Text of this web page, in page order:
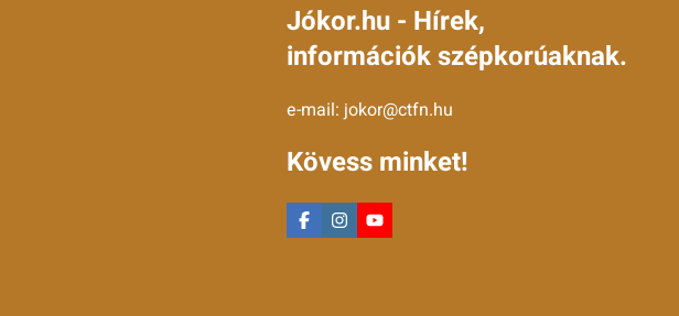
Jókor.hu - Hírek,
információk szépkorúaknak.
e-mail: jokor@ctfn.hu
Kövess minket!